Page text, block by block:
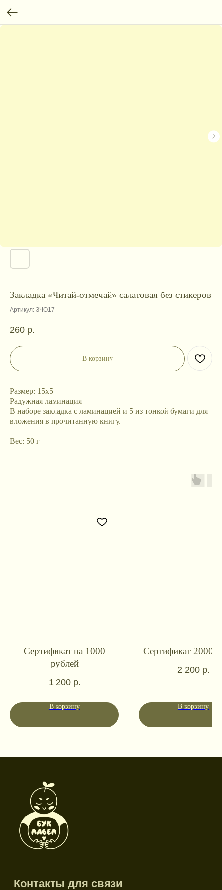
Закладка «Читай-отмечай» салатовая без стикеров
Артикул: ЗЧО17
260 р.
В корзину
Размер: 15х5
Радужная ламинация
В наборе закладка с ламинацией и 5 из тонкой бумаги для
вложения в прочитанную книгу.
Вес: 50 г
Сертификат на 1000
рублей
1 200 р.
В корзину
Сертификат 2000
2 200 р.
В корзину
Каталог
Новинки
Закладки
Открытки
Другое
Отрывные блоки
Брелоки и значки
booklandtravel@yandex.ru
Telegram
Пн-пт: 10:00-18:00